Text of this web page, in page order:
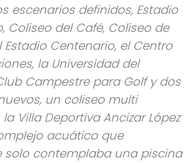
escenarios definidos, Estadio
Coliseo del Café, Coliseo de
Estadio Centenario, el Centro
la Universidad del
Campestre para Golf y dos
un coliseo multi
Villa Deportiva Ancizar López
acuático que
solo contemplaba una piscina